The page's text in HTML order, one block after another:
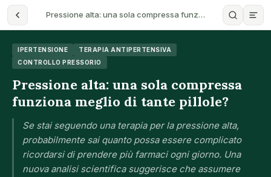
Pressione alta: una sola compressa funz…
IPERTENSIONE
TERAPIA ANTIPERTENSIVA
CONTROLLO PRESSORIO
Pressione alta: una sola compressa
funziona meglio di tante pillole?
Se stai seguendo una terapia per la pressione alta,
probabilmente sai quanto possa essere complicato
ricordarsi di prendere più farmaci ogni giorno. Una
nuova analisi scientifica suggerisce che assumere